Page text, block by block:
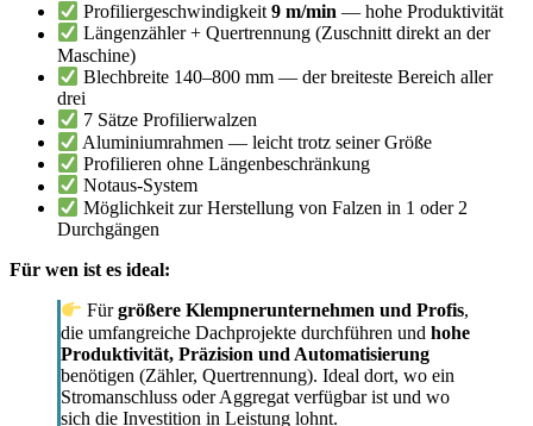
Profiliergeschwindigkeit9 m/min — hohe Produktivität
Längenzähler + Quertrennung (Zuschnitt direkt an der
Maschine)
Blechbreite 140–800 mm — der breiteste Bereich aller
drei
7 Sätze Profilierwalzen
Aluminiumrahmen — leicht trotz seiner Größe
Profilieren ohne Längenbeschränkung
Notaus-System
Möglichkeit zur Herstellung von Falzen in 1 oder 2
Durchgängen
Für wen ist es ideal:
Fürgrößere Klempnerunternehmen und Profis,
die umfangreiche Dachprojekte durchführen und hohe
Produktivität, Präzision und Automatisierung
benötigen (Zähler, Quertrennung). Ideal dort, wo ein
Stromanschluss oder Aggregat verfügbar ist und wo
sich die Investition in Leistung lohnt.